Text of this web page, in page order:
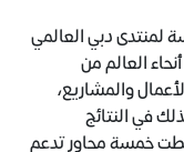
لمنتدى دبي العالمي
العالم من
والمشاريع،
في النتائج
خمسة محاور تدعم